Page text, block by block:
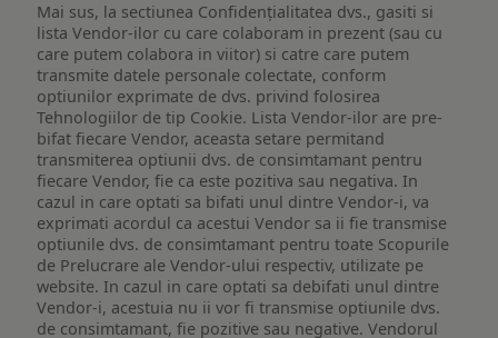
Mai sus, la sectiunea Confidențialitatea dvs., gasiti si
lista Vendor-ilor cu care colaboram in prezent (sau cu
care putem colabora in viitor) si catre care putem
transmite datele personale colectate, conform
optiunilor exprimate de dvs. privind folosirea
Tehnologiilor de tip Cookie. Lista Vendor-ilor are pre-
bifat fiecare Vendor, aceasta setare permitand
transmiterea optiunii dvs. de consimtamant pentru
fiecare Vendor, fie ca este pozitiva sau negativa. In
cazul in care optati sa bifati unul dintre Vendor-i, va
exprimati acordul ca acestui Vendor sa ii fie transmise
optiunile dvs. de consimtamant pentru toate Scopurile
de Prelucrare ale Vendor-ului respectiv, utilizate pe
website. In cazul in care optati sa debifati unul dintre
Vendor-i, acestuia nu ii vor fi transmise optiunile dvs.
de consimtamant, fie pozitive sau negative. Vendorul